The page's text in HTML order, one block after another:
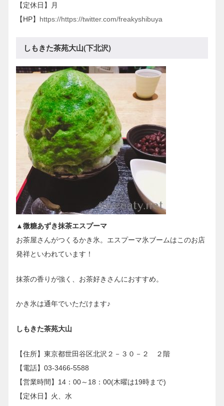
【定休日】月
【HP】 https://https://twitter.com/freakyshibuya
しもきた茶苑大山(下北沢)
▲微糖あずき抹茶エスプーマ
お茶屋さんがつくるかき氷。エスプーマ氷ブームはこのお店
発祥といわれています！
抹茶の香りが強く、お茶好きさんにおすすめ。
かき氷は通年でいただけます♪
しもきた茶苑大山
【住所】東京都世田谷区北沢２－３０－２ ２階
【電話】03-3466-5588
【営業時間】14：00～18：00(木曜は19時まで)
【定休日】火、水